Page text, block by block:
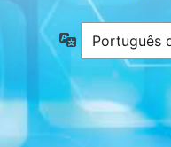
Idioma